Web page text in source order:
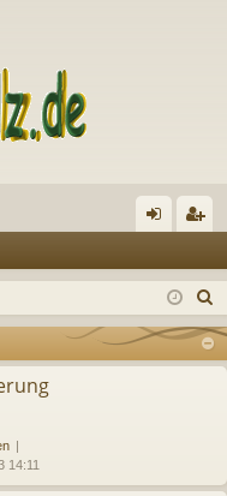
m
de
ist
re
14:11